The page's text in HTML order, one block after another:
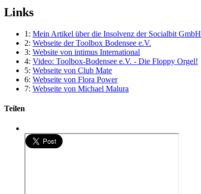
Links
1: Mein Artikel über die Insolvenz der Socialbit GmbH
2: Webseite der Toolbox Bodensee e.V.
3: Website von intimus International
4: Video: Toolbox-Bodensee e.V. - Die Floppy Orgel!
5: Webseite von Club Mate
6: Webseite von Flora Power
7: Webseite von Michael Malura
Teilen